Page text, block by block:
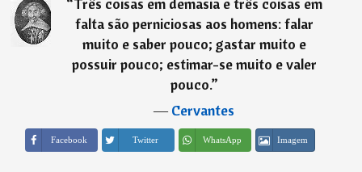
falta são perniciosas aos homens: falar
muito e saber pouco; gastar muito e
possuir pouco; estimar-se muito e valer
pouco.”
―Cervantes
Facebook Twitter WhatsApp Imagem